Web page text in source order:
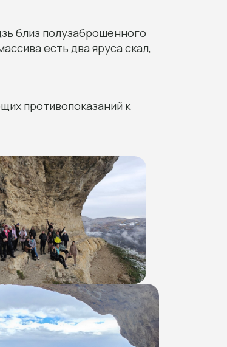
близ полузаброшенного
есть два яруса скал,
противопоказаний к